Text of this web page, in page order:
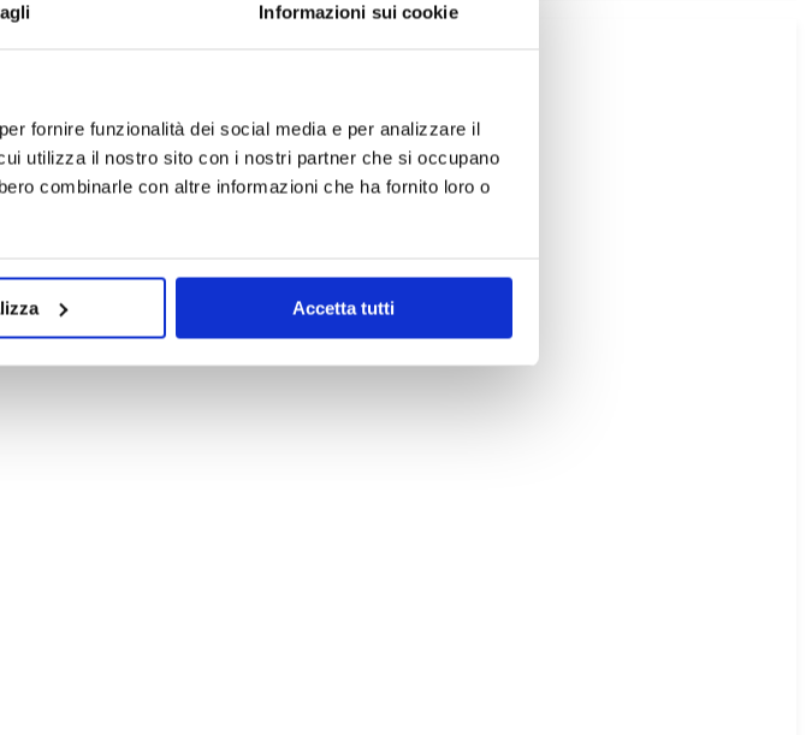
Informazioni sui cookie
fornire funzionalità dei social media e per analizzare il
utilizza il nostro sito con i nostri partner che si occupano
combinarle con altre informazioni che ha fornito loro o
Accetta tutti